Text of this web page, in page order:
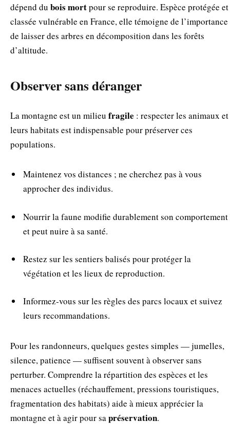
dépend du bois mortpour se reproduire. Espèce protégée et
classée vulnérable en France, elle témoigne de l’importance
de laisser des arbres en décomposition dans les forêts
d’altitude.
Observer sans déranger
La montagne est un milieu fragile : respecter les animaux et
leurs habitats est indispensable pour préserver ces
populations.
Maintenez vos distances ; ne cherchez pas à vous
approcher des individus.
Nourrir la faune modifie durablement son comportement
et peut nuire à sa santé.
Restez sur les sentiers balisés pour protéger la
végétation et les lieux de reproduction.
Informez‑vous sur les règles des parcs locaux et suivez
leurs recommandations.
Pour les randonneurs, quelques gestes simples — jumelles,
silence, patience — suffisent souvent à observer sans
perturber. Comprendre la répartition des espèces et les
menaces actuelles (réchauffement, pressions touristiques,
fragmentation des habitats) aide à mieux apprécier la
montagne et à agir pour sa préservation.